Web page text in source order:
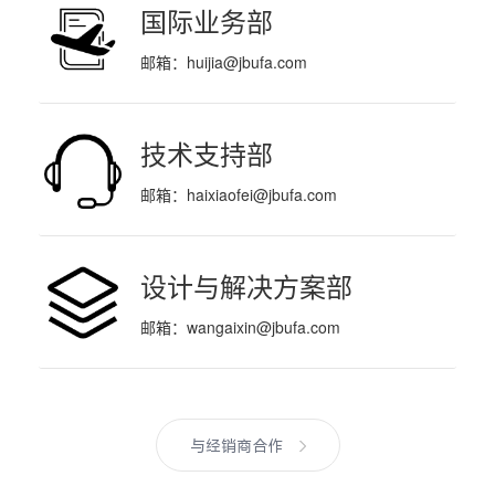
国际业务部
邮箱： huijia@jbufa.com
技术支持部
邮箱： haixiaofei@jbufa.com
设计与解决方案部
邮箱： wangaixin@jbufa.com
与经销商合作